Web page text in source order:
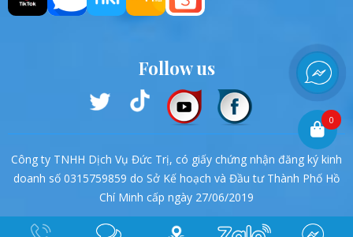
Follow us
Công ty TNHH Dịch Vụ Đức Trị, có giấy chứng nhận đăng ký kinh
doanh số 0315759859 do Sở Kế hoạch và Đầu tư Thành Phố Hồ
Chí Minh cấp ngày 27/06/2019
0